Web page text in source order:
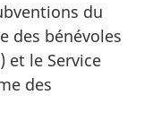
du
des bénévoles
et le Service
des